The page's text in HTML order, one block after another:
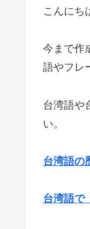
こんにち
今まで作
語やフレ
台湾語や
い。
台湾語の
台湾語で